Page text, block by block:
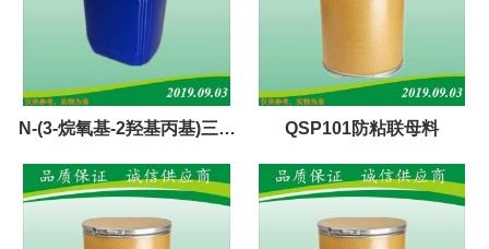
N-(3-烷氧基-2羟基丙基)三烷
基氯化胺
QSP101防粘联母料